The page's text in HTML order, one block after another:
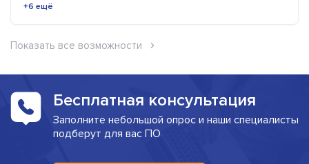
+6 ещё
Показать все возможности
Бесплатная консультация
Заполните небольшой опрос и наши специалисты
подберут для вас ПО